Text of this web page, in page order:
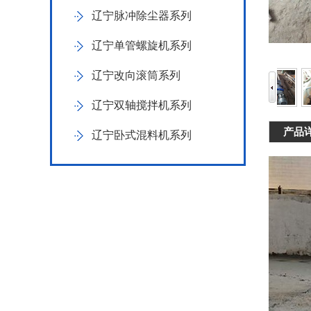
辽宁脉冲除尘器系列
辽宁单管螺旋机系列
辽宁改向滚筒系列
辽宁双轴搅拌机系列
辽宁卧式混料机系列 产品